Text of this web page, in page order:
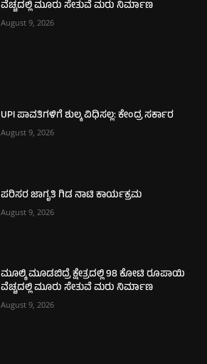
ವೆಚ್ಚದಲ್ಲಿ ಮೂರು ಸೇತುವೆ ಮರು ನಿರ್ಮಾಣ
August 9, 2026
UPI ಪಾವತಿಗಳಿಗೆ ಶುಲ್ಕ ವಿಧಿಸಲ್ಲ: ಕೇಂದ್ರ ಸರ್ಕಾರ
August 9, 2026
ಪರಿಸರ ಜಾಗೃತಿ ಗಿಡ ನಾಟಿ ಕಾರ್ಯಕ್ರಮ
August 9, 2026
ಮೂಲ್ಕಿ ಮೂಡಬಿದ್ರೆ ಕ್ಷೇತ್ರದಲ್ಲಿ 98 ಕೋಟಿ ರೂಪಾಯಿ
ವೆಚ್ಚದಲ್ಲಿ ಮೂರು ಸೇತುವೆ ಮರು ನಿರ್ಮಾಣ
August 9, 2026